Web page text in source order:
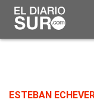
ESTEBAN